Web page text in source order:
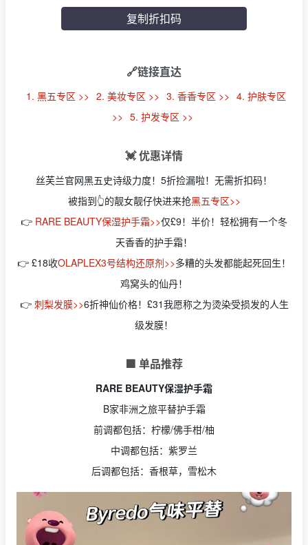
复制折扣码
🔗链接直达
1. 黑五专区 >> 2. 美妆专区 >> 3. 香香专区 >> 4. 护肤专区
>> 5. 护发专区 >>
💓 优惠详情
丝芙兰官网黑五史诗级力度！5折捡漏啦！无需折扣码！
被指到👆的靓女靓仔快进来抢黑五专区>>
👉 RARE BEAUTY保湿护手霜>>仅£9！半价！轻松拥有一个冬
天香香的护手霜！
👉 £18收OLAPLEX3号结构还原剂>>多糟的头发都能起死回生！
鸡窝头的仙丹！
👉 刺梨发膜>>6折神仙价格！£31我愿称之为烫染受损发的人生
级发膜！
🟩 单品推荐
RARE BEAUTY保湿护手霜
B家非洲之旅平替护手霜
前调都包括：柠檬/佛手柑/柚
中调都包括：紫罗兰
后调都包括：香根草，雪松木